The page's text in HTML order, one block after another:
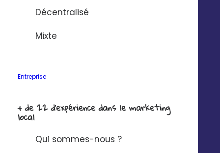
Décentralisé
Mixte
Entreprise
+ de 22 d'expérience dans le marketing
local
Qui sommes-nous ?